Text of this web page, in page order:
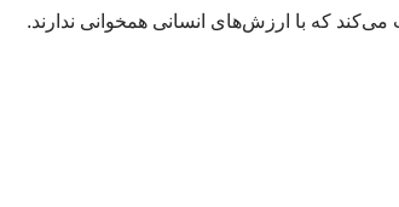
که با ارزش‌های انسانی همخوانی ندارند.